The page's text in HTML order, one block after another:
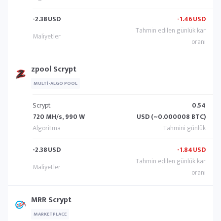
-2.38USD -1.46USD
zpool Scrypt
MULTI-ALGO POOL
Scrypt
720 MH/s, 990 W
0.54
USD (~0.000008 BTC)
-2.38USD -1.84USD
MRR Scrypt
MARKETPLACE